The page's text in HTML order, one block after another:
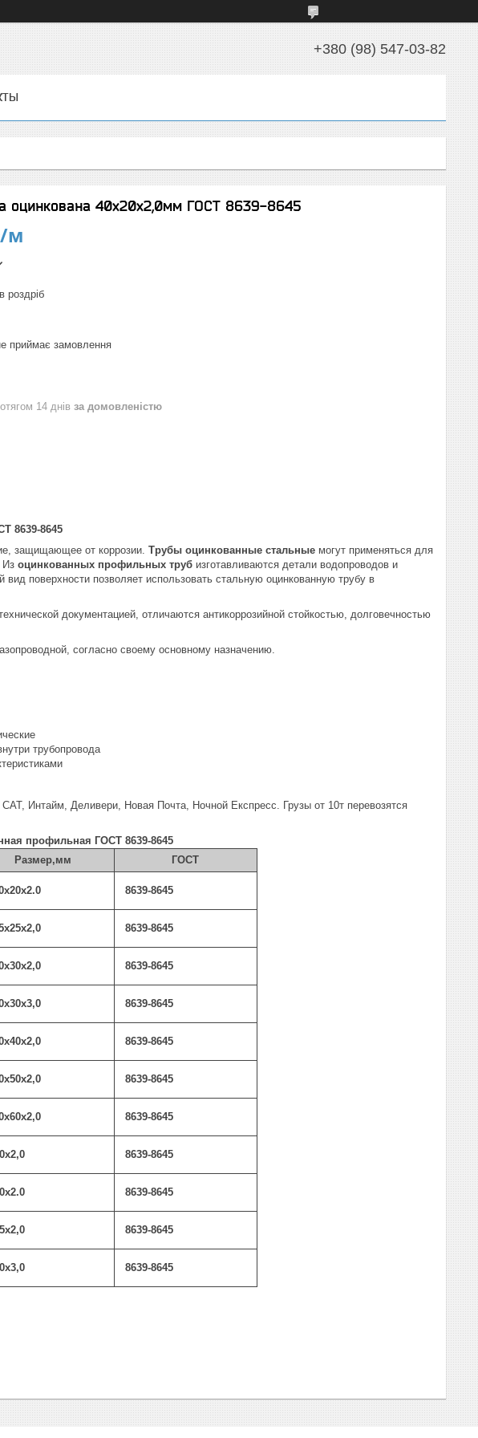
+380 (98) 547-03-82
оцинкована 40х20х2,0мм ГОСТ 8639-8645
м
роздріб
приймає замовлення
14 днів за домовленістю
8639-8645
защищающее от коррозии. Трубы оцинкованные стальные могут применяться для
Из оцинкованных профильных труб изготавливаются детали водопроводов и
поверхности позволяет использовать стальную оцинкованную трубу в
документацией, отличаются антикоррозийной стойкостью, долговечностью
согласно своему основному назначению.
трубопровода
Интайм, Деливери, Новая Почта, Ночной Експресс. Грузы от 10т перевозятся
профильная ГОСТ 8639-8645
Размер,мм
ГОСТ
8639-8645
8639-8645
8639-8645
8639-8645
8639-8645
8639-8645
8639-8645
8639-8645
8639-8645
8639-8645
8639-8645